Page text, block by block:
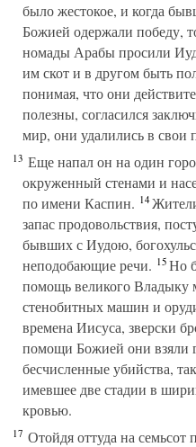
было жестокое, и когда
Божией одержали победу,
номады Арабы просили
им скот и в другом быть
понимая, что они
полезны, согласился
мир, они удалились в свои
13 Еще напал он на один
окруженный стенами и
по имени Каспин. 14
запас продовольствия,
бывших с Иудою,
неподобающие речи. 15Но
помощь великого Владыку
стенобитных машин и
времена Иисуса, зверски
помощи Божией они взяли
бесчисленные убийства,
имевшее две стадии в
кровью.
17 Отойдя оттуда на семьсот